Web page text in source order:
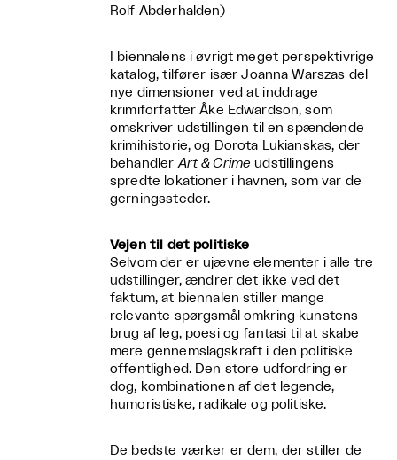
Rolf Abderhalden)
I biennalens i øvrigt meget perspektivrige
katalog, tilfører især Joanna Warszas del
nye dimensioner ved at inddrage
krimiforfatter Åke Edwardson, som
omskriver udstillingen til en spændende
krimihistorie, og Dorota Lukianskas, der
behandler Art & Crime udstillingens
spredte lokationer i havnen, som var de
gerningssteder.
Vejen til det politiske
Selvom der er ujævne elementer i alle tre
udstillinger, ændrer det ikke ved det
faktum, at biennalen stiller mange
relevante spørgsmål omkring kunstens
brug af leg, poesi og fantasi til at skabe
mere gennemslagskraft i den politiske
offentlighed. Den store udfordring er
dog, kombinationen af det legende,
humoristiske, radikale og politiske.
De bedste værker er dem, der stiller de